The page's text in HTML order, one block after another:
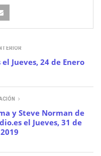
Jueves, 24 de Enero
y Steve Norman de
el Jueves, 31 de